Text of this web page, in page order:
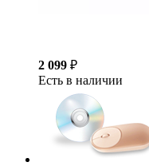
2 099 ₽
Есть в наличии